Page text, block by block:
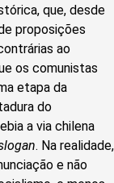
que, desde
proposições
ao
os comunistas
etapa da
do
a via chilena
. Na realidade,
e não